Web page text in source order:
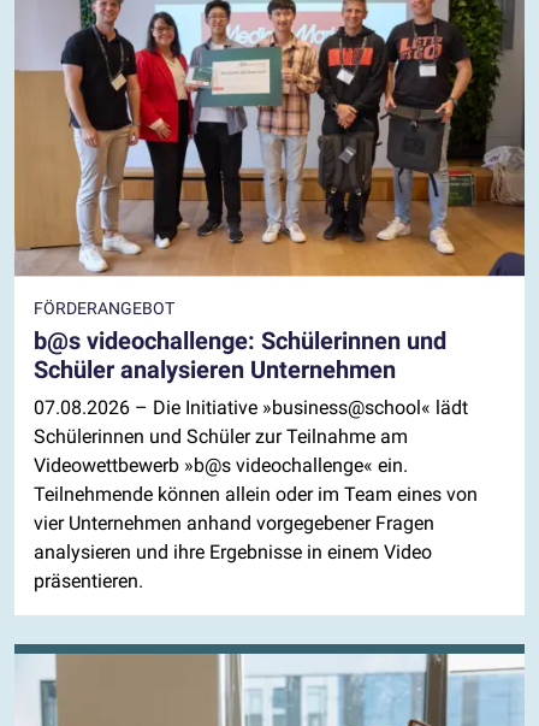
FÖRDERANGEBOT
b@s videochallenge: Schülerinnen und
Schüler analysieren Unternehmen
07.08.2026 – Die Initiative »business@school« lädt
Schülerinnen und Schüler zur Teilnahme am
Videowettbewerb »b@s videochallenge« ein.
Teilnehmende können allein oder im Team eines von
vier Unternehmen anhand vorgegebener Fragen
analysieren und ihre Ergebnisse in einem Video
präsentieren.